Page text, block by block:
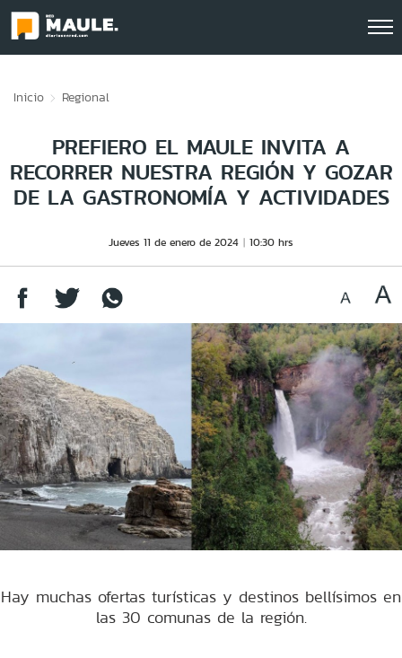
Inicio Regional
PREFIERO EL MAULE INVITA A
RECORRER NUESTRA REGIÓN Y GOZAR
DE LA GASTRONOMÍA Y ACTIVIDADES
Jueves 11 de enero de 2024 10:30 hrs
Hay muchas ofertas turísticas y destinos bellísimos en
las 30 comunas de la región.